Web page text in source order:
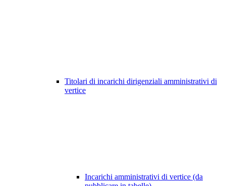
Titolari di incarichi dirigenziali amministrativi di
vertice
Incarichi amministrativi di vertice (da